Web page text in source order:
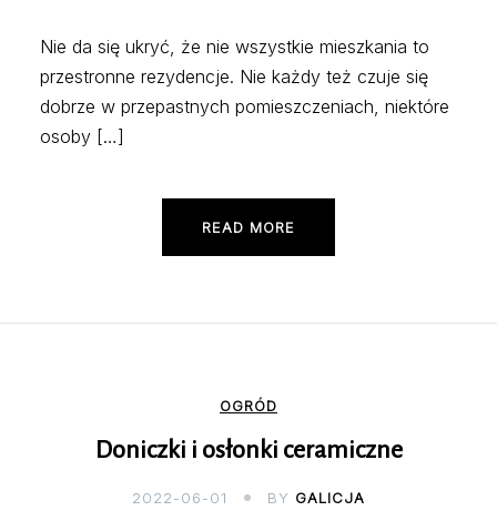
Nie da się ukryć, że nie wszystkie mieszkania to
przestronne rezydencje. Nie każdy też czuje się
dobrze w przepastnych pomieszczeniach, niektóre
osoby […]
READ MORE
OGRÓD
Doniczki i osłonki ceramiczne
2022-06-01 BY GALICJA